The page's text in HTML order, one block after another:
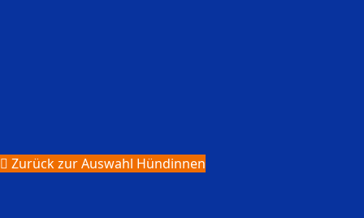
Zurück zur Auswahl Hündinnen